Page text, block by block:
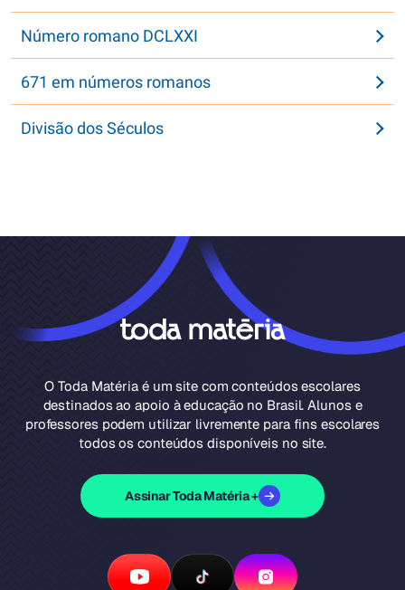
Número romano DCLXXI
671 em números romanos
Divisão dos Séculos
O Toda Matéria é um site com conteúdos escolares
destinados ao apoio à educação no Brasil. Alunos e
professores podem utilizar livremente para fins escolares
todos os conteúdos disponíveis no site.
Assinar Toda Matéria +